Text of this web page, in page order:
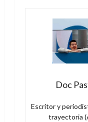
Doc
Escritor y
trayectoria